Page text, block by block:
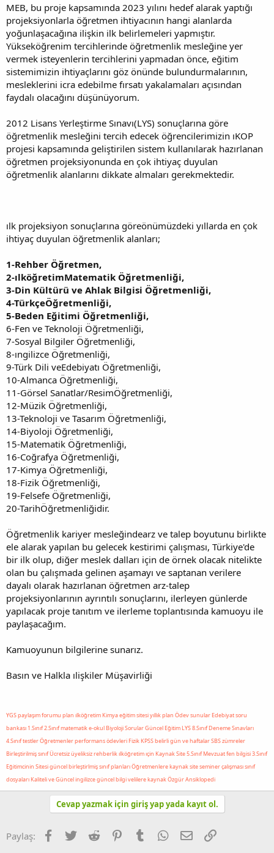
MEB, bu proje kapsamında 2023 yılını hedef alarak yaptığı
projeksiyonlarla öğretmen ihtiyacının hangi alanlarda
yoğunlaşacağına ilişkin ilk belirlemeleri yapmıştır.
Yükseköğrenim tercihlerinde öğretmenlik mesleğine yer
vermek isteyenlerin tercihlerini yapmadan önce, eğitim
sistemimizin ihtiyaçlarını göz önünde bulundurmalarının,
mesleklerini icra edebilme fırsatı yakalamaları açısından
faydalı olacağını düşünüyorum.
2012 Lisans Yerleştirme Sınavı(LYS) sonuçlarına göre
öğretmenlik mesleğini tercih edecek öğrencilerimizin ıKOP
projesi kapsamında geliştirilen sistem kullanılarak hazırlanan
öğretmen projeksiyonunda en çok ihtiyaç duyulan
öğretmenlik alanlarını dikkate almaları gerekmektedir.
ılk projeksiyon sonuçlarına göreönümüzdeki yıllarda en çok
ihtiyaç duyulan öğretmenlik alanları;
1-Rehber Öğretmen,
2-ılköğretimMatematik Öğretmenliği,
3-Din Kültürü ve Ahlak Bilgisi Öğretmenliği,
4-TürkçeÖğretmenliği,
5-Beden Eğitimi Öğretmenliği,
6-Fen ve Teknoloji Öğretmenliği,
7-Sosyal Bilgiler Öğretmenliği,
8-ıngilizce Öğretmenliği,
9-Türk Dili veEdebiyatı Öğretmenliği,
10-Almanca Öğretmenliği,
11-Görsel Sanatlar/ResimÖğretmenliği,
12-Müzik Öğretmenliği,
13-Teknoloji ve Tasarım Öğretmenliği,
14-Biyoloji Öğretmenliği,
15-Matematik Öğretmenliği,
16-Coğrafya Öğretmenliği,
17-Kimya Öğretmenliği,
18-Fizik Öğretmenliği,
19-Felsefe Öğretmenliği,
20-TarihÖğretmenliğidir.
Öğretmenlik kariyer mesleğindearz ve talep boyutunu birlikte
ele alarak yapılan bu gelecek kestirimi çalışması, Türkiye'de
bir ilk olup, diğer meslek dalları için de örnek olacak nitelikte
olan bu çalışmada gelinen aşamayı ve saptanan verilere
dayalı olarak hazırlanan öğretmen arz-talep
projeksiyonlarının ayrıntılı sonuçlarını, ilerleyen günlerde
yapılacak proje tanıtım ve ilerleme toplantısında kamuoyu ile
paylaşacağım.
Kamuoyunun bilgilerine sunarız.
Basın ve Halkla ılişkiler Müşavirliği
YGS paylaşım forumu plan ılköğretim Kimya eğitim sitesi yıllık plan Ödev sunular Edebiyat soru
bankası 1.Sınıf 2.Sınıf matematik e-okul Biyoloji Sorular Güncel Eğitim LYS 8.Sınıf Deneme Sınavları
4.Sınıf testler Öğretmenler performans ödevleri Fizik KPSS belirli gün ve haftalar SBS zümreler
Birleştirilmiş sınıf Ücretsiz üyeliksiz rehberlik ılköğretim ıçin Kaynak Site 5.Sınıf Mevzuat fen bilgisi 3.Sınıf
Eğitimcinin Sitesi güncel birleştirlmiş sınıf planları Öğretmenlere kaynak site seminer çalışması sınıf
dosyaları Kaliteli ve Güncel ingilizce güncel bilgi velilere kaynak Özgür Ansiklopedi
Cevap yazmak için giriş yap yada kayıt ol.
Paylaş: Facebook
TwitterReddit PinterestTumblrWhatsApp
E-postaLink